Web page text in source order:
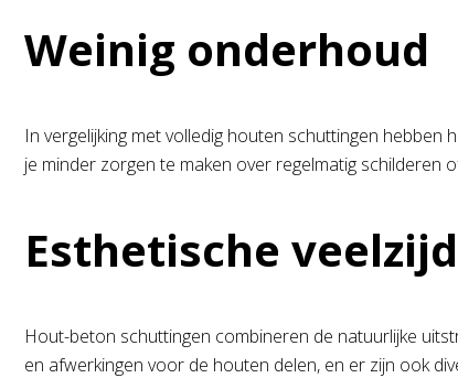
Weinig onderhoud
In vergelijking met volledig houten schuttingen
je minder zorgen te maken over regelmatig schilderen
Esthetische
Hout-beton schuttingen combineren de natuurlijke
en afwerkingen voor de houten delen, en er zijn ook